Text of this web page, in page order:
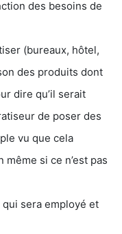
des besoins de
(bureaux, hôtel,
des produits dont
dire qu’il serait
de poser des
vu que cela
si ce n’est pas
sera employé et